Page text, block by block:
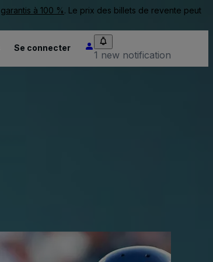
garantis à 100 %. Le prix des billets de revente peut
Se connecter
1 new notification